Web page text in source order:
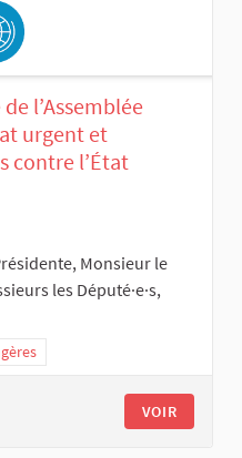
l’Assemblée
urgent et
contre l’État
Monsieur le
les Député·e·s,
VOIR